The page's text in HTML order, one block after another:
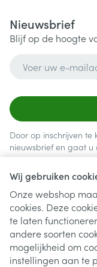
Wij gebruiken
Onze webshop
cookies. Deze
te laten
andere soorten
mogelijkheid om
instellingen aan te
Nieuwsbrief
Blijf op de hoogte
Door op inschrijven te
nieuwsbrief en gaat u